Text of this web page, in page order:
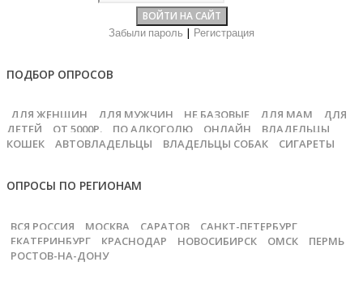
Забыли пароль Регистрация
ПОДБОР ОПРОСОВ
ДЛЯ ЖЕНЩИН ДЛЯ МУЖЧИН НЕ БАЗОВЫЕ ДЛЯ МАМ
ДЛЯ
ДЕТЕЙ
ОТ 5000Р. ПО АЛКОГОЛЮ ОНЛАЙН
ВЛАДЕЛЬЦЫ
КОШЕК
АВТОВЛАДЕЛЬЦЫ ВЛАДЕЛЬЦЫ СОБАК СИГАРЕТЫ
ОПРОСЫ ПО РЕГИОНАМ
ВСЯ РОССИЯ МОСКВА САРАТОВ
САНКТ-ПЕТЕРБУРГ
ЕКАТЕРИНБУРГ
КРАСНОДАР НОВОСИБИРСК ОМСК
ПЕРМЬ
РОСТОВ-НА-ДОНУ